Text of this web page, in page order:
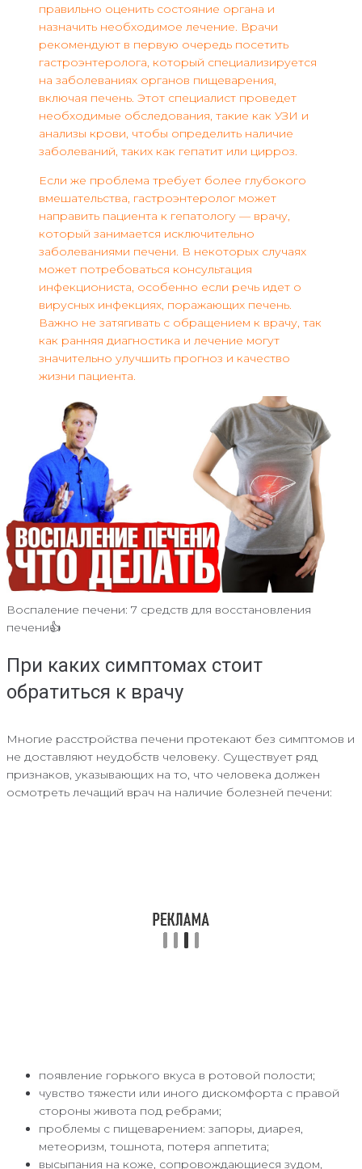
правильно оценить состояние органа и
назначить необходимое лечение. Врачи
рекомендуют в первую очередь посетить
гастроэнтеролога, который специализируется
на заболеваниях органов пищеварения,
включая печень. Этот специалист проведет
необходимые обследования, такие как УЗИ и
анализы крови, чтобы определить наличие
заболеваний, таких как гепатит или цирроз.
Если же проблема требует более глубокого
вмешательства, гастроэнтеролог может
направить пациента к гепатологу — врачу,
который занимается исключительно
заболеваниями печени. В некоторых случаях
может потребоваться консультация
инфекциониста, особенно если речь идет о
вирусных инфекциях, поражающих печень.
Важно не затягивать с обращением к врачу, так
как ранняя диагностика и лечение могут
значительно улучшить прогноз и качество
жизни пациента.
Воспаление печени: 7 средств для восстановления
печени👍
При каких симптомах стоит
обратиться к врачу
Многие расстройства печени протекают без симптомов и
не доставляют неудобств человеку. Существует ряд
признаков, указывающих на то, что человека должен
осмотреть лечащий врач на наличие болезней печени:
появление горького вкуса в ротовой полости;
чувство тяжести или иного дискомфорта с правой
стороны живота под ребрами;
проблемы с пищеварением: запоры, диарея,
метеоризм, тошнота, потеря аппетита;
высыпания на коже, сопровождающиеся зудом,